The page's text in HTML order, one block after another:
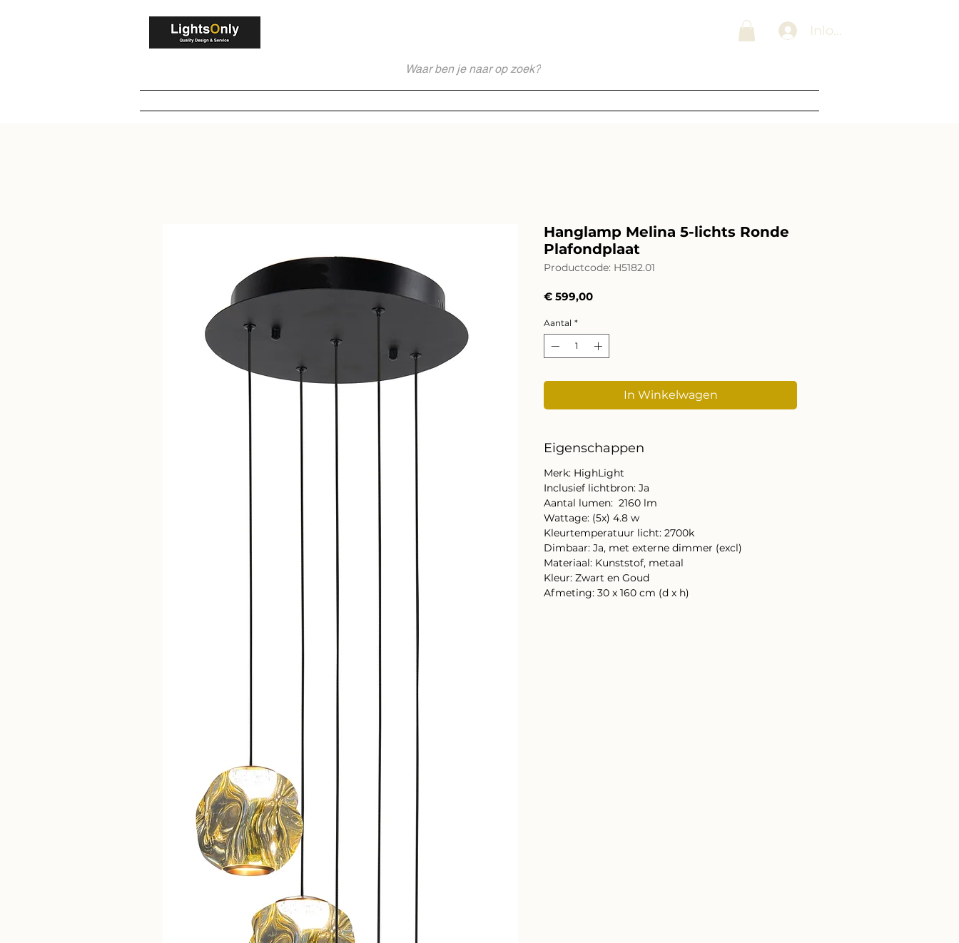
Inloggen
Hanglamp Melina 5-lichts Ronde
Plafondplaat
Productcode: H5182.01
€ 599,00Prijs
Aantal *
In Winkelwagen
Eigenschappen
Merk: HighLight
Inclusief lichtbron: Ja
Aantal lumen: 2160 lm
Wattage: (5x) 4.8 w
Kleurtemperatuur licht: 2700k
Dimbaar: Ja, met externe dimmer (excl)
Materiaal: Kunststof, metaal
Kleur: Zwart en Goud
Afmeting: 30 x 160 cm (d x h)